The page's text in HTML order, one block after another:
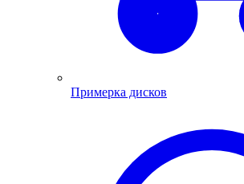
Примерка дисков